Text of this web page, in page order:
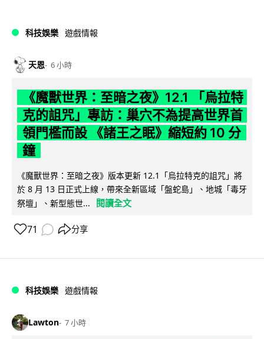
科技娛樂 遊戲情報
天恩 6 小時
《魔獸世界：至暗之夜》12.1 「烏拉特
克的詛咒」專訪：巢穴不為提高世界首
領門檻而設 《諸王之眠》縮短約 10 分
鐘
《魔獸世界：至暗之夜》版本更新 12.1「烏拉特克的詛咒」將
於 8 月 13 日正式上線，帶來全新區域「盤蛇島」、地城「毒牙
祭壇」、新型態世...
閱讀全文
71 分享
科技娛樂 遊戲情報
Lawton 7 小時